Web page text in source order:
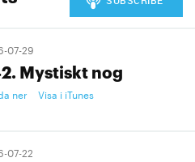
07-29
Mystiskt nog
ner Visa i iTunes
07-22